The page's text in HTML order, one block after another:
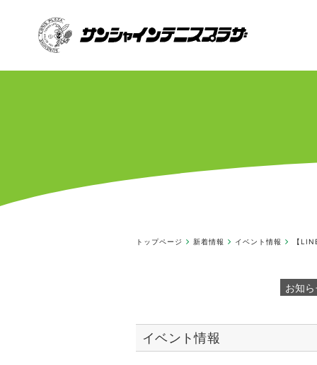
トップページ 新着情報 イベント情報 【
お知
イベント情報